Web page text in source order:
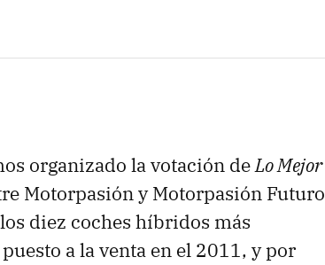
organizado la votación deLo Mejor
Motorpasión y Motorpasión Futuro
diez coches híbridos más
a la venta en el 2011, y por